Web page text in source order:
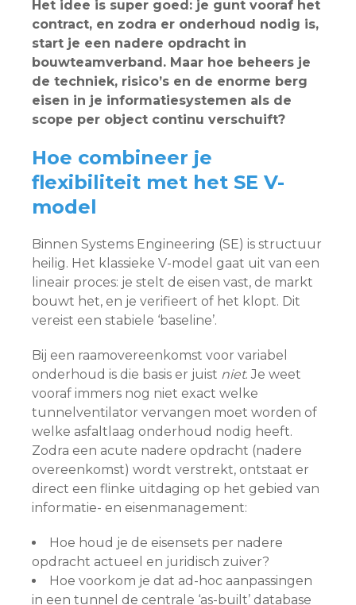
Het idee is super goed: je gunt vooraf het
contract, en zodra er onderhoud nodig is,
start je een nadere opdracht in
bouwteamverband. Maar hoe beheers je
de techniek, risico’s en de enorme berg
eisen in je informatiesystemen als de
scope per object continu verschuift?
Hoe combineer je
flexibiliteit met het SE V-
model
Binnen Systems Engineering (SE) is structuur
heilig. Het klassieke V-model gaat uit van een
lineair proces: je stelt de eisen vast, de markt
bouwt het, en je verifieert of het klopt. Dit
vereist een stabiele ‘baseline’.
Bij een raamovereenkomst voor variabel
onderhoud is die basis er juist niet. Je weet
vooraf immers nog niet exact welke
tunnelventilator vervangen moet worden of
welke asfaltlaag onderhoud nodig heeft.
Zodra een acute nadere opdracht (nadere
overeenkomst) wordt verstrekt, ontstaat er
direct een flinke uitdaging op het gebied van
informatie- en eisenmanagement:
Hoe houd je de eisensets per nadere
opdracht actueel en juridisch zuiver?
Hoe voorkom je dat ad-hoc aanpassingen
in een tunnel de centrale ‘as-built’ database